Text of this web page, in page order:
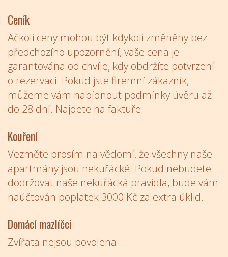
Ceník
Ačkoli ceny mohou být kdykoli změněny bez
předchozího upozornění, vaše cena je
garantována od chvíle, kdy obdržíte potvrzení
o rezervaci. Pokud jste firemní zákazník,
můžeme vám nabídnout podmínky úvěru až
do 28 dní. Najdete na faktuře.
Kouření
Vezměte prosím na vědomí, že všechny naše
apartmány jsou nekuřácké. Pokud nebudete
dodržovat naše nekuřácká pravidla, bude vám
naúčtován poplatek 3000 Kč za extra úklid.
Domácí mazlíčci
Zvířata nejsou povolena.